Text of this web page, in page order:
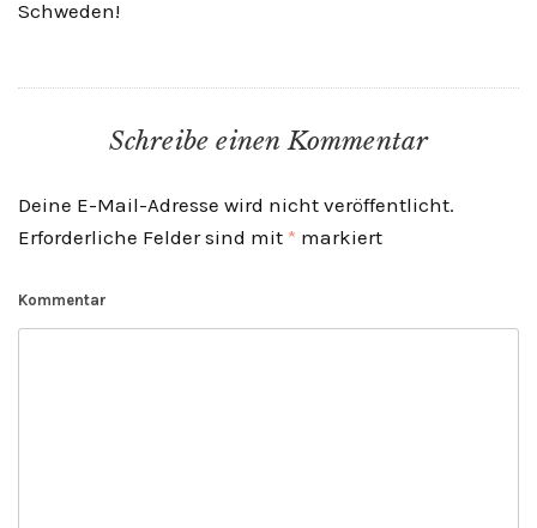
Schweden!
Schreibe einen Kommentar
Deine E-Mail-Adresse wird nicht veröffentlicht.
Erforderliche Felder sind mit * markiert
Kommentar